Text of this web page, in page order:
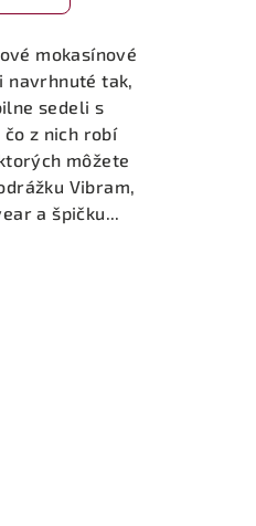
mokasínové
navrhnuté tak,
sedeli s
čo z nich robí
môžete
Vibram,
a špičku...